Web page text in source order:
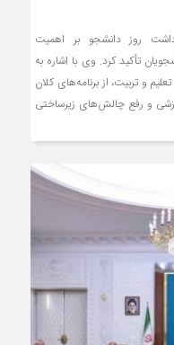
روز دانشجو بر اهمیت
تأکید کرد. وی با اشاره به
و تربیت، از برنامه‌های کلان
و رفع چالش‌های زیرساختی